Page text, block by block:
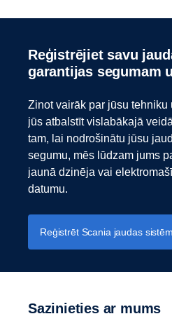
Reģistrējiet savu jaudas sistēmu
garantijas segumam
Zinot vairāk par jūsu tehniku
jūs atbalstīt vislabākajā
tam, lai nodrošinātu jūsu
segumu, mēs lūdzam jums
jaunā dzinēja vai
datumu.
Reģistrēt Scania jaudas
Sazinieties ar mums